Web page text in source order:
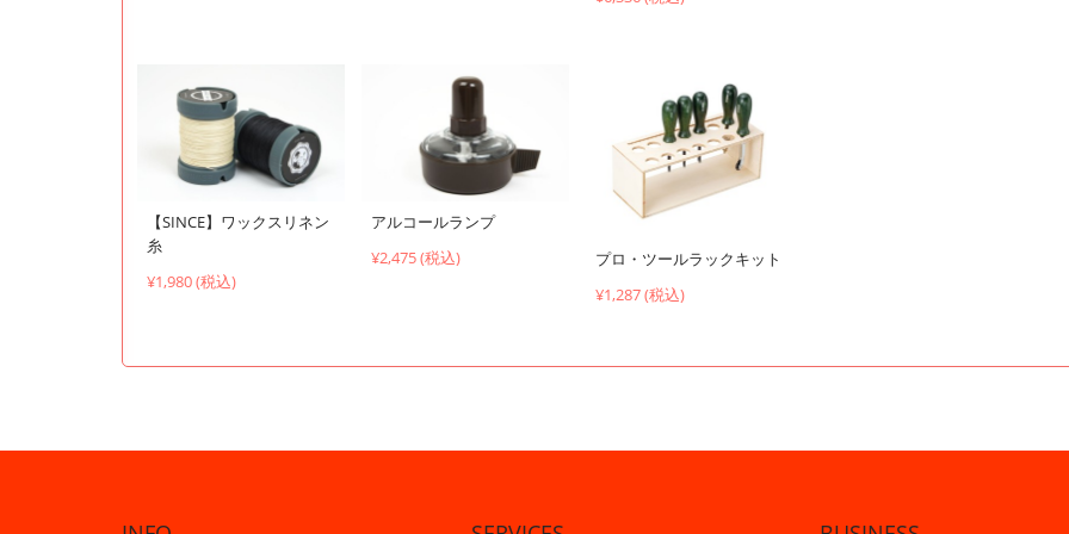
【SINCE】ワックスリネン
糸
¥1,980 (税込)
アルコールランプ
¥2,475 (税込)
プロ・ツールラックキット
¥1,287 (税込)